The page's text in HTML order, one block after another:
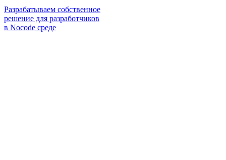
Разрабатываем собственное
решение для разработчиков
в Nocode среде